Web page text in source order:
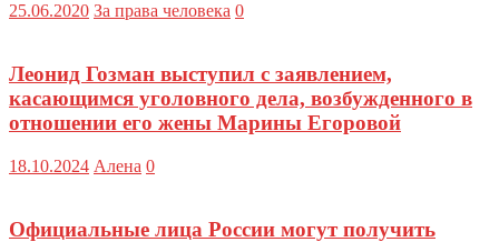
25.06.2020 За права человека 0
Леонид Гозман выступил с заявлением,
касающимся уголовного дела, возбужденного в
отношении его жены Марины Егоровой
18.10.2024 Алена 0
Официальные лица России могут получить